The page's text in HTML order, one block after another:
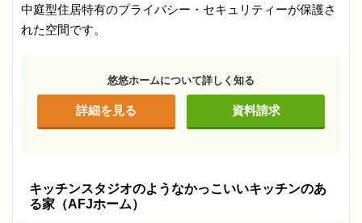
中庭型住居特有のプライバシー・セキュリティーが保護さ
れた空間です。
悠悠ホームについて詳しく知る
詳細を見る 資料請求
キッチンスタジオのようなかっこいいキッチンのあ
る家（AFJホーム）